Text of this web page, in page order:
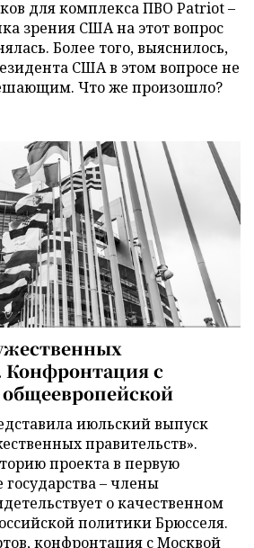
для комплекса ПВО Patriot –
зрения США на этот вопрос
Более того, выяснилось,
США в этом вопросе не
Что же произошло?
Конфронтация с
общеевропейской
июльский выпуск
правительств».
проекта в первую
– члены
о качественном
политики Брюсселя.
конфронтация с Москвой